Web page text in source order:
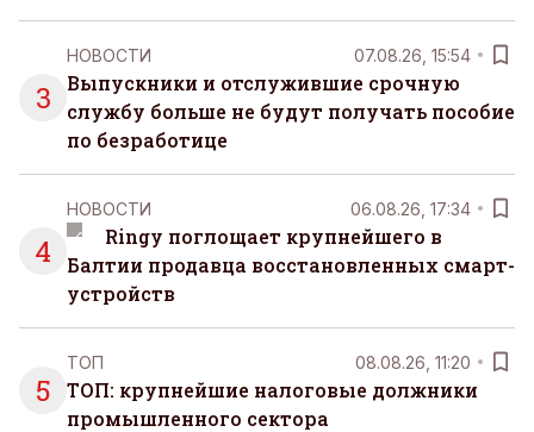
3
НОВОСТИ 07.08.26, 15:54
Выпускники и отслужившие срочную
службу больше не будут получать пособие
по безработице
4
НОВОСТИ 06.08.26, 17:34
Ringy поглощает крупнейшего в
Балтии продавца восстановленных смарт-
устройств
5
ТОП 08.08.26, 11:20
ТОП: крупнейшие налоговые должники
промышленного сектора